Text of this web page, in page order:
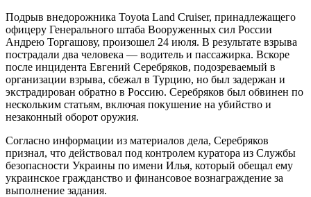
Подрыв внедорожника Toyota Land Cruiser, принадлежащего
офицеру Генерального штаба Вооруженных сил России
Андрею Торгашову, произошел 24 июля. В результате взрыва
пострадали два человека — водитель и пассажирка. Вскоре
после инцидента Евгений Серебряков, подозреваемый в
организации взрыва, сбежал в Турцию, но был задержан и
экстрадирован обратно в Россию. Серебряков был обвинен по
нескольким статьям, включая покушение на убийство и
незаконный оборот оружия.
Согласно информации из материалов дела, Серебряков
признал, что действовал под контролем куратора из Службы
безопасности Украины по имени Илья, который обещал ему
украинское гражданство и финансовое вознаграждение за
выполнение задания.